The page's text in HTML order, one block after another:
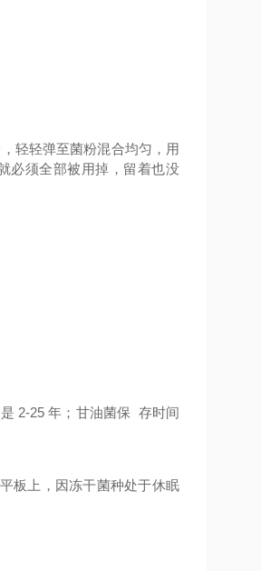
轻轻弹至菌粉混合均匀，用
必须全部被用掉，留着也没
2-25 年；甘油菌保 存时间
板上，因冻干菌种处于休眠